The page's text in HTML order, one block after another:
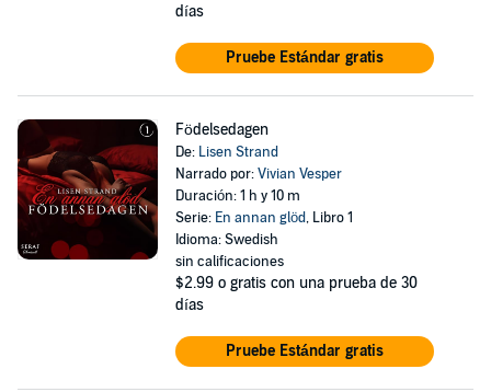
días
Pruebe Estándar gratis
Födelsedagen
De: Lisen Strand
Narrado por:Vivian Vesper
Duración: 1 h y 10 m
Serie: En annan glöd, Libro 1
Idioma: Swedish
sin calificaciones
$2.99 o gratis con una prueba de 30
días
Pruebe Estándar gratis